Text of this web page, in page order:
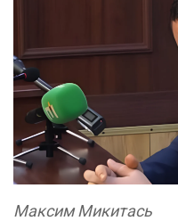
Максим Микитась